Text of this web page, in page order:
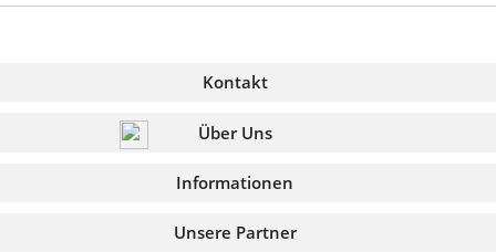
Kontakt
Über Uns
Informationen
Unsere Partner